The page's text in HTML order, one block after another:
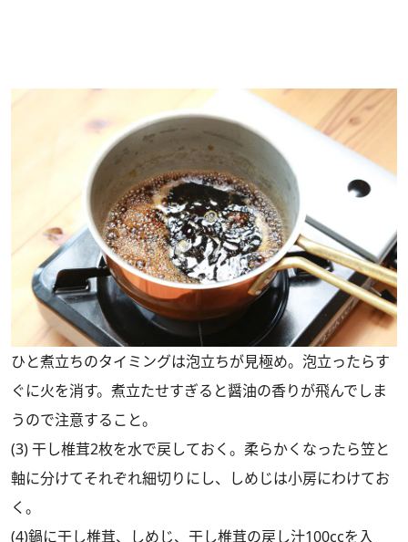
ひと煮立ちのタイミングは泡立ちが見極め。泡立ったらす
ぐに火を消す。煮立たせすぎると醤油の香りが飛んでしま
うので注意すること。
(3) 干し椎茸2枚を水で戻しておく。柔らかくなったら笠と
軸に分けてそれぞれ細切りにし、しめじは小房にわけてお
く。
(4)鍋に干し椎茸、しめじ、干し椎茸の戻し汁100ccを入